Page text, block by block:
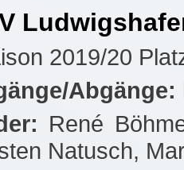
2019/20
Abgänge:
René
Natusch,